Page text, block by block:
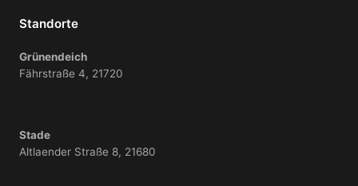
Standorte
Grünendeich
Fährstraße 4, 21720
Stade
Altlaender Straße 8, 21680